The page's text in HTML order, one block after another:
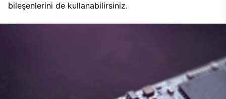
bileşenlerini de kullanabilirsiniz.